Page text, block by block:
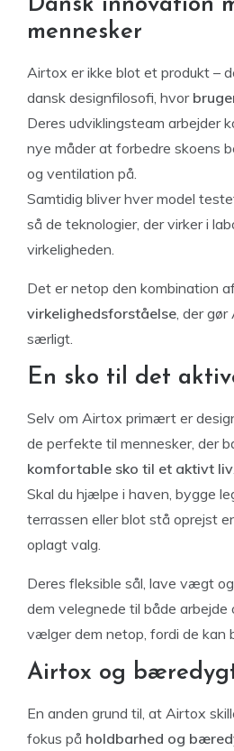
mennesker
Airtox er ikke blot et produkt –
dansk designfilosofi, hvor
Deres udviklingsteam arbejder
nye måder at forbedre skoens
og ventilation på.
Samtidig bliver hver model
så de teknologier, der virker i
virkeligheden.
Det er netop den kombination
virkelighedsforståelse , der
særligt.
En sko til det
Selv om Airtox primært er
de perfekte til mennesker, der
komfortable sko til et aktivt liv
Skal du hjælpe i haven, bygge
terrassen eller blot stå oprejst
oplagt valg.
Deres fleksible sål, lave vægt
dem velegnede til både arbejde
vælger dem netop, fordi de kan
Airtox og
En anden grund til, at Airtox
fokus på holdbarhed og